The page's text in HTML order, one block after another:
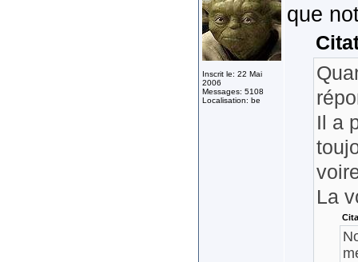
Inscrit le: 22 Mai
2006
Messages: 5108
Localisation: be
que
Il a
La